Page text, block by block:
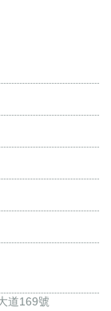
道169號